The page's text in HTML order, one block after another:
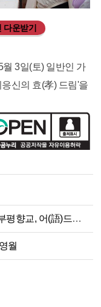
다운받기
3일(토) 일반인 가
신의 효(孝) 드림'을
語)드벤처-Re:부평향교>
월